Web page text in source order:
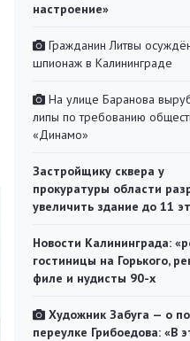
настроение»
Гражданин Литвы
шпионаж в Калининграде
На улице Баранова
липы по требованию
«Динамо»
Застройщику сквера у
прокуратуры области
увеличить здание до 11
Новости Калининграда:
гостиницы на Горького,
филе и нудисты 90-х
Художник Забуга — о
переулке Грибоедова: «В